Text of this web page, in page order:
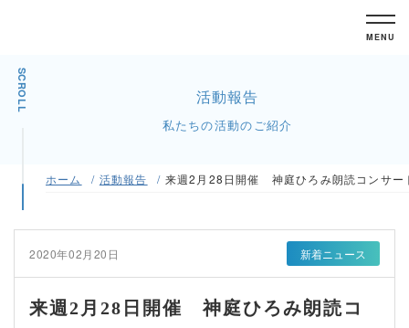
MENU
SCROLL 活動報告
私たちの活動のご紹介
ホーム 活動報告 来週2月28日開催 神庭ひろみ朗読コンサー
2020年02月20日 新着ニュース
来週2月28日開催 神庭ひろみ朗読コ